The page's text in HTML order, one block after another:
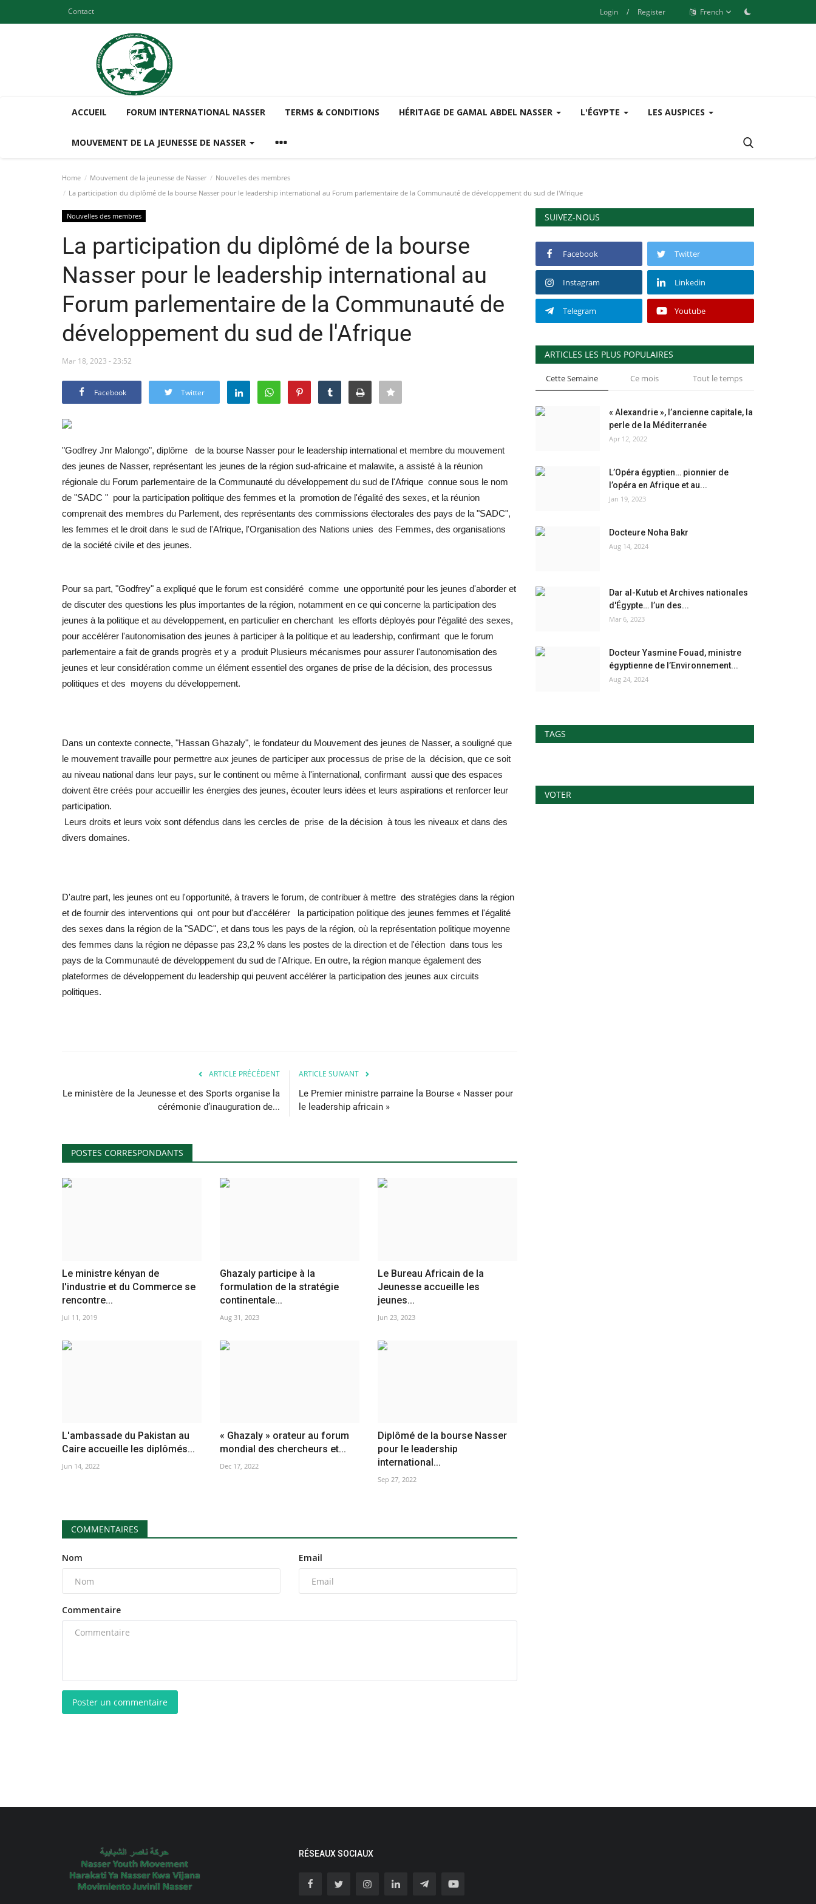
Contact Login / Register French
ACCUEIL FORUM INTERNATIONAL NASSER TERMS & CONDITIONS HÉRITAGE DE GAMAL ABDEL NASSER L'ÉGYPTE LES AUSPICES
MOUVEMENT DE LA JEUNESSE DE NASSER
Home Mouvement de la jeunesse de Nasser
Nouvelles des membres
La participation du diplômé de la bourse Nasser pour le leadership international au Forum parlementaire de la Communauté de développement du sud de l'Afrique
Nouvelles des membres
La participation du diplômé de la bourse
Nasser pour le leadership international au
Forum parlementaire de la Communauté de
développement du sud de l'Afrique
Mar 18, 2023 - 23:52
Facebook Twitter
"Godfrey Jnr Malongo", diplôme de la bourse Nasser pour le leadership international et membre du mouvement
des jeunes de Nasser, représentant les jeunes de la région sud-africaine et malawite, a assisté à la réunion
régionale du Forum parlementaire de la Communauté du développement du sud de l'Afrique connue sous le nom
de "SADC " pour la participation politique des femmes et la promotion de l'égalité des sexes, et la réunion
comprenait des membres du Parlement, des représentants des commissions électorales des pays de la "SADC",
les femmes et le droit dans le sud de l'Afrique, l'Organisation des Nations unies des Femmes, des organisations
de la société civile et des jeunes.
Pour sa part, "Godfrey" a expliqué que le forum est considéré comme une opportunité pour les jeunes d'aborder et
de discuter des questions les plus importantes de la région, notamment en ce qui concerne la participation des
jeunes à la politique et au développement, en particulier en cherchant les efforts déployés pour l'égalité des sexes,
pour accélérer l'autonomisation des jeunes à participer à la politique et au leadership, confirmant que le forum
parlementaire a fait de grands progrès et y a produit Plusieurs mécanismes pour assurer l'autonomisation des
jeunes et leur considération comme un élément essentiel des organes de prise de la décision, des processus
politiques et des moyens du développement.
Dans un contexte connecte, "Hassan Ghazaly", le fondateur du Mouvement des jeunes de Nasser, a souligné que
le mouvement travaille pour permettre aux jeunes de participer aux processus de prise de la décision, que ce soit
au niveau national dans leur pays, sur le continent ou même à l'international, confirmant aussi que des espaces
doivent être créés pour accueillir les énergies des jeunes, écouter leurs idées et leurs aspirations et renforcer leur
participation.
Leurs droits et leurs voix sont défendus dans les cercles de prise de la décision à tous les niveaux et dans des
divers domaines.
D'autre part, les jeunes ont eu l'opportunité, à travers le forum, de contribuer à mettre des stratégies dans la région
et de fournir des interventions qui ont pour but d'accélérer la participation politique des jeunes femmes et l'égalité
des sexes dans la région de la "SADC", et dans tous les pays de la région, où la représentation politique moyenne
des femmes dans la région ne dépasse pas 23,2 % dans les postes de la direction et de l'élection dans tous les
pays de la Communauté de développement du sud de l'Afrique. En outre, la région manque également des
plateformes de développement du leadership qui peuvent accélérer la participation des jeunes aux circuits
politiques.
ARTICLE PRÉCÉDENT
Le ministère de la Jeunesse et des Sports organise la
cérémonie d’inauguration de...
ARTICLE SUIVANT
Le Premier ministre parraine la Bourse « Nasser pour
le leadership africain »
POSTES CORRESPONDANTS
Le ministre kényan de
l'industrie et du Commerce se
rencontre...
Jul 11, 2019
Ghazaly participe à la
formulation de la stratégie
continentale...
Aug 31, 2023
Le Bureau Africain de la
Jeunesse accueille les
jeunes...
Jun 23, 2023
L'ambassade du Pakistan au
Caire accueille les diplômés...
Jun 14, 2022
« Ghazaly » orateur au forum
mondial des chercheurs et...
Dec 17, 2022
Diplômé de la bourse Nasser
pour le leadership
international...
Sep 27, 2022
COMMENTAIRES
Nom Email
Commentaire
Poster un commentaire
SUIVEZ-NOUS
Facebook Twitter
Instagram Linkedin
Telegram Youtube
ARTICLES LES PLUS POPULAIRES
Cette Semaine Ce mois Tout le temps
« Alexandrie », l’ancienne capitale, la
perle de la Méditerranée
Apr 12, 2022
L’Opéra égyptien… pionnier de
l’opéra en Afrique et au...
Jan 19, 2023
Docteure Noha Bakr
Aug 14, 2024
Dar al-Kutub et Archives nationales
d'Égypte… l’un des...
Mar 6, 2023
Docteur Yasmine Fouad, ministre
égyptienne de l’Environnement...
Aug 24, 2024
TAGS
VOTER
RÉSEAUX SOCIAUX